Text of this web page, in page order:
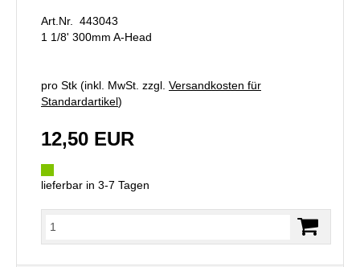
Art.Nr. 443043
1 1/8' 300mm A-Head
pro Stk (inkl. MwSt. zzgl. Versandkosten für
Standardartikel)
12,50 EUR
lieferbar in 3-7 Tagen